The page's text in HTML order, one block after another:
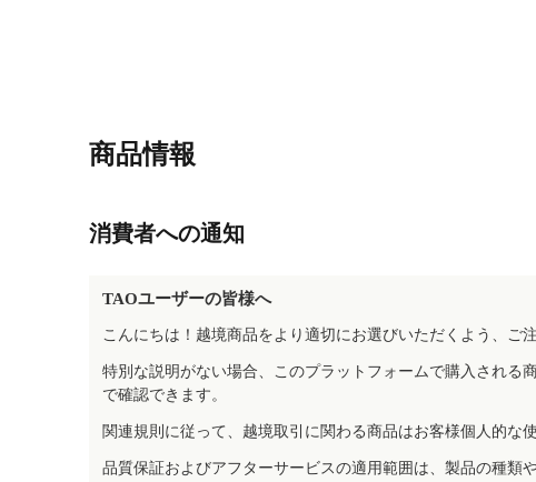
商品情報
消費者への通知
TAOユーザーの皆様へ
こんにちは！越境商品をより適切にお選びいただくよう、ご
特別な説明がない場合、このプラットフォームで購入される
で確認できます。
関連規則に従って、越境取引に関わる商品はお客様個人的な
品質保証およびアフターサービスの適用範囲は、製品の種類